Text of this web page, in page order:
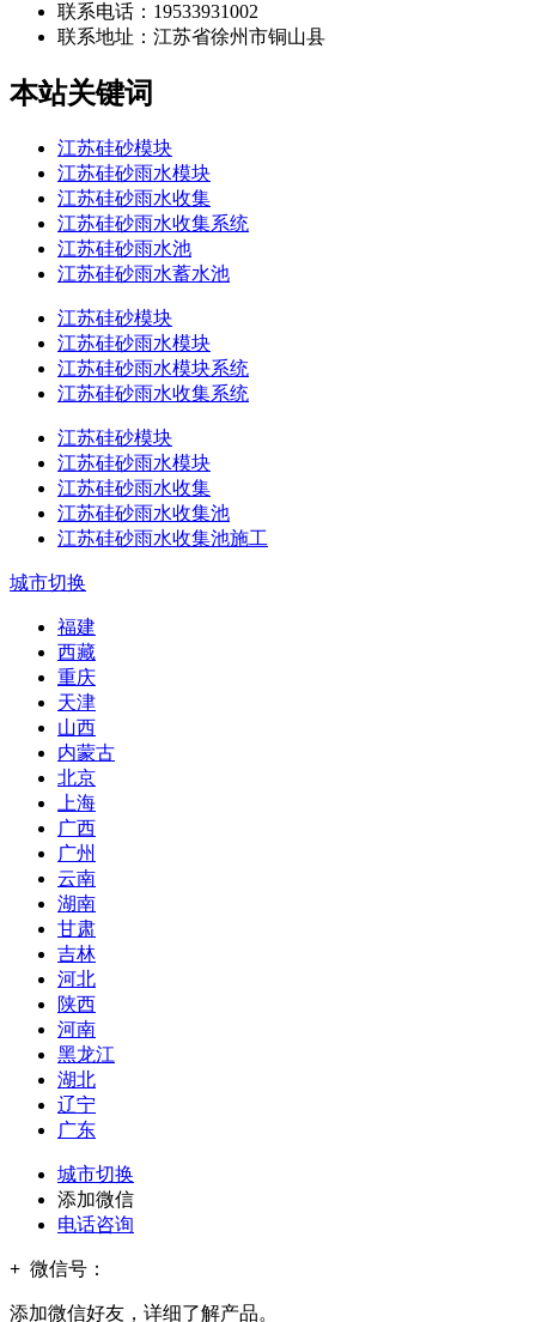
联系电话：19533931002
联系地址： 江苏省徐州市铜山县
本站关键词
江苏硅砂模块
江苏硅砂雨水模块
江苏硅砂雨水收集
江苏硅砂雨水收集系统
江苏硅砂雨水池
江苏硅砂雨水蓄水池
江苏硅砂模块
江苏硅砂雨水模块
江苏硅砂雨水模块系统
江苏硅砂雨水收集系统
江苏硅砂模块
江苏硅砂雨水模块
江苏硅砂雨水收集
江苏硅砂雨水收集池
江苏硅砂雨水收集池施工
城市切换
福建
西藏
重庆
天津
山西
内蒙古
北京
上海
广西
广州
云南
湖南
甘肃
吉林
河北
陕西
河南
黑龙江
湖北
辽宁
广东
城市切换
添加微信
电话咨询
+ 微信号：
添加微信好友，详细了解产品。